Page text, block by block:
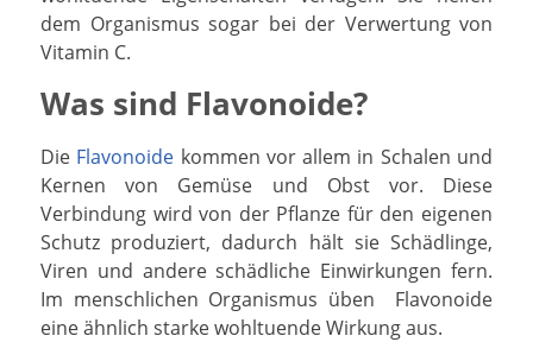
dem Organismus sogar bei der Verwertung von
Vitamin C.
Was sind Flavonoide?
Die Flavonoide kommen vor allem in Schalen und
Kernen von Gemüse und Obst vor. Diese
Verbindung wird von der Pflanze für den eigenen
Schutz produziert, dadurch hält sie Schädlinge,
Viren und andere schädliche Einwirkungen fern.
Im menschlichen Organismus üben Flavonoide
eine ähnlich starke wohltuende Wirkung aus.